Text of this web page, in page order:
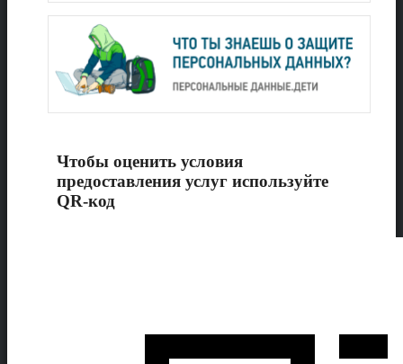
Чтобы оценить условия
предоставления услуг используйте
QR-код